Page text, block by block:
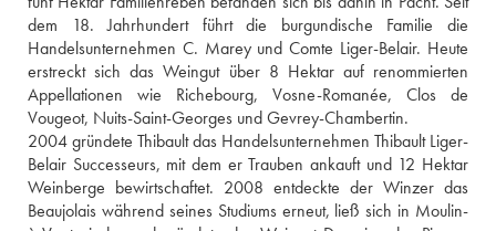
dem 18. Jahrhundert führt die burgundische Familie die
Handelsunternehmen C. Marey und Comte Liger-Belair. Heute
erstreckt sich das Weingut über 8 Hektar auf renommierten
Appellationen wie Richebourg, Vosne-Romanée, Clos de
Vougeot, Nuits-Saint-Georges und Gevrey-Chambertin.
2004 gründete Thibault das Handelsunternehmen Thibault Liger-
Belair Successeurs, mit dem er Trauben ankauft und 12 Hektar
Weinberge bewirtschaftet. 2008 entdeckte der Winzer das
Beaujolais während seines Studiums erneut, ließ sich in Moulin-